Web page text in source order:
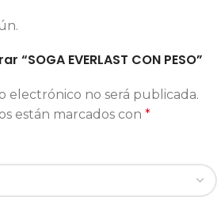
EVERLAST CON PESO”
electrónico no será publicada.
están marcados con *